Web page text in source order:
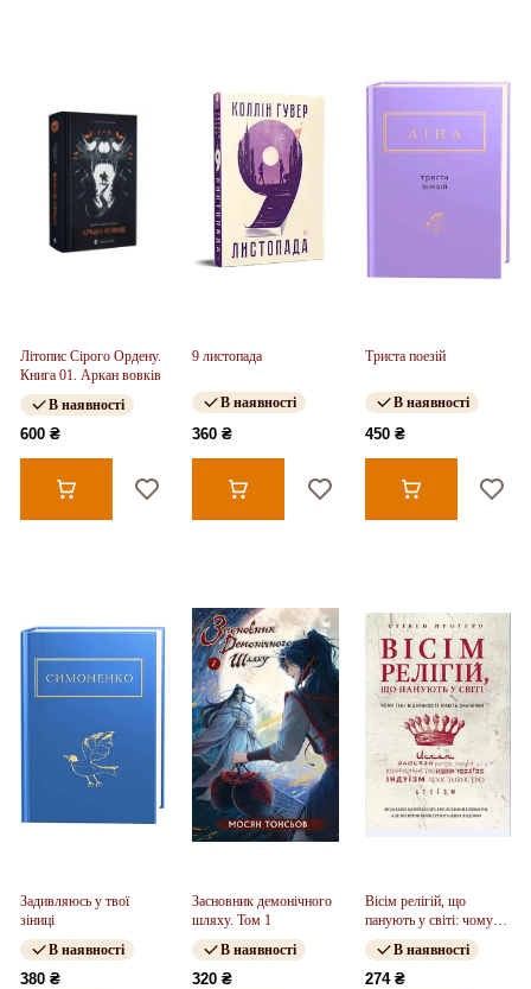
Літопис Сірого Ордену.
Книга 01. Аркан вовків
В наявності
600 ₴
9 листопада
В наявності
360 ₴
Триста поезій
В наявності
450 ₴
Задивляюсь у твої
зіниці
В наявності
380 ₴
Засновник демонічного
шляху. Том 1
В наявності
320 ₴
Вісім релігій, що
панують у світі: чому
їхні відмінності мають
значенняВ наявності
274 ₴